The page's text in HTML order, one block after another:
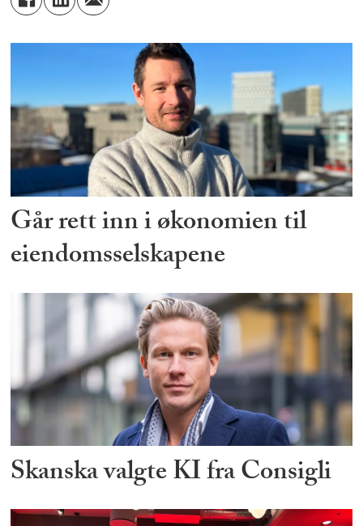
Går rett inn i økonomien til
eiendomsselskapene
Skanska valgte KI fra Consigli